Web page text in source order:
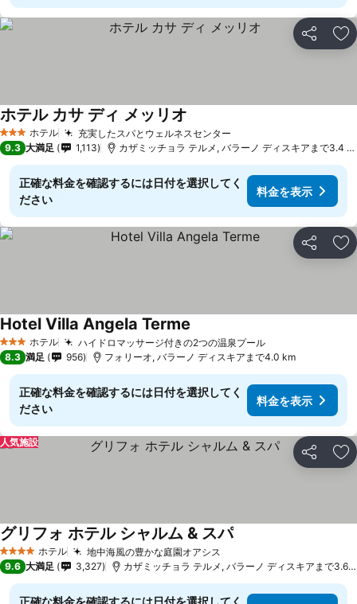
シェア お
3 ホテルのランク
ホテル 充実したスパとウェルネスセンター
ホテル カサ ディ メッリオ
9.3 大満足 1,113 カザミッチョラ テルメ, バラーノ ディスキアまで3.4 km
正確な料金を確認するには日付を選択してく
ださい
料金を表示
シェア お
3 ホテルのランク
ホテル ハイドロマッサージ付きの2つの温泉プール
Hotel Villa Angela Terme
8.3 満足 956 フォリーオ, バラーノ ディスキアまで4.0 km
正確な料金を確認するには日付を選択してく
ださい
料金を表示
シェア お
人気施設
4 ホテルのランク
ホテル 地中海風の豊かな庭園オアシス
グリフォ ホテル シャルム & スパ
9.6 大満足 3,327 カザミッチョラ テルメ, バラーノ ディスキアまで3.6 km
正確な料金を確認するには日付を選択してく